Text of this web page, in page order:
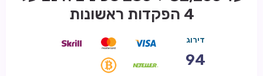
4 הפקדות ראשונות
דירוג
94